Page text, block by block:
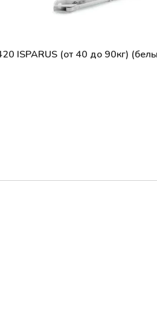
ISPARUS (от 40 до 90кг)